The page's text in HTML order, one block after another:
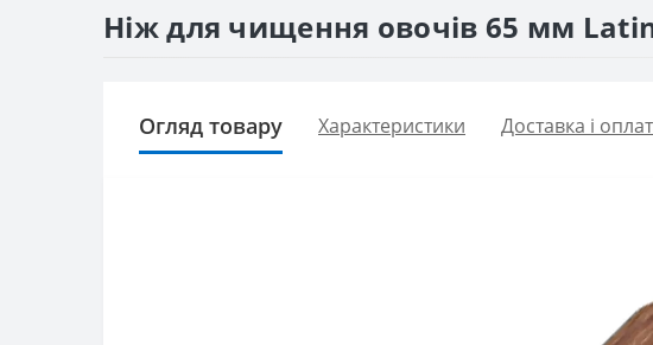
Ніж для чищення овочів 65 мм
Огляд товару Характеристики Доставка і